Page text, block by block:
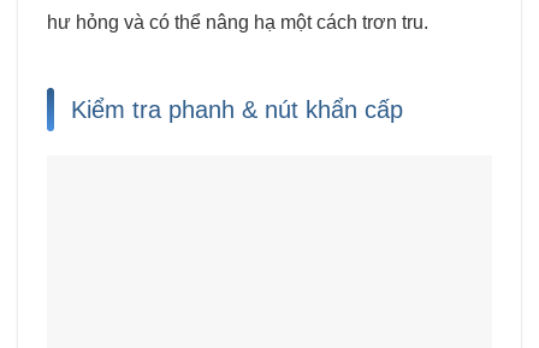
hư hỏng và có thể nâng hạ một cách trơn tru.
Kiểm tra phanh & nút khẩn cấp